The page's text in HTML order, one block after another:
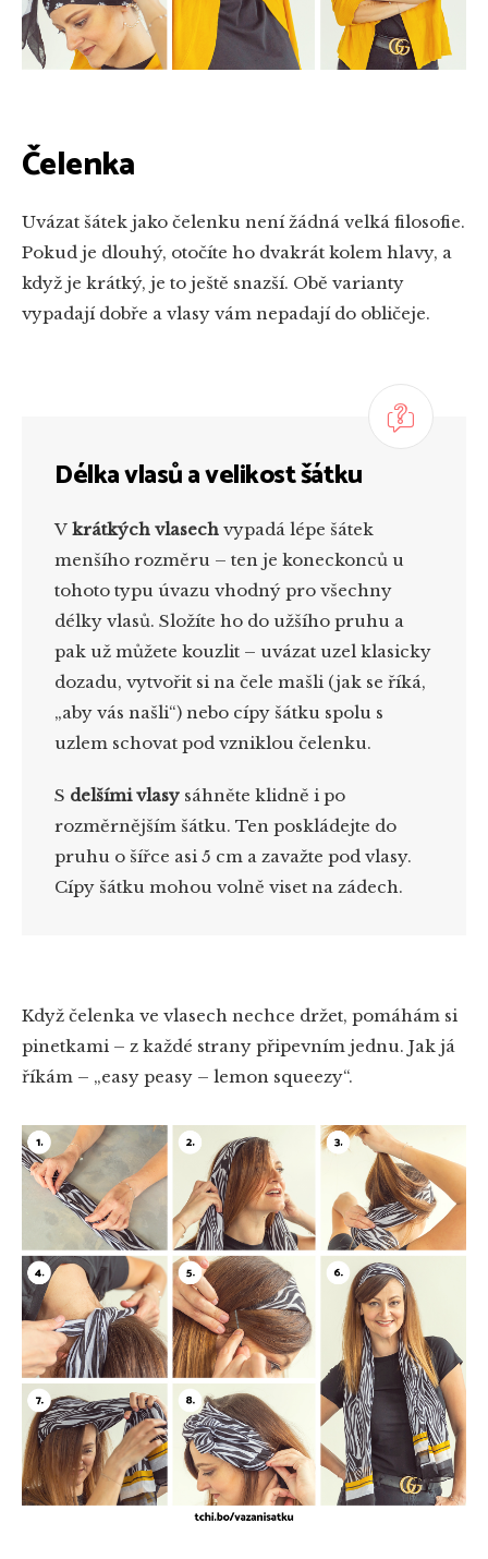
Čelenka
Uvázat šátek jako čelenku není žádná velká filosofie.
Pokud je dlouhý, otočíte ho dvakrát kolem hlavy, a
když je krátký, je to ještě snazší. Obě varianty
vypadají dobře a vlasy vám nepadají do obličeje.
Délka vlasů a velikost šátku
V krátkých vlasech vypadá lépe šátek
menšího rozměru – ten je koneckonců u
tohoto typu úvazu vhodný pro všechny
délky vlasů. Složíte ho do užšího pruhu a
pak už můžete kouzlit – uvázat uzel klasicky
dozadu, vytvořit si na čele mašli (jak se říká,
„aby vás našli“) nebo cípy šátku spolu s
uzlem schovat pod vzniklou čelenku.
S delšími vlasy sáhněte klidně i po
rozměrnějším šátku. Ten poskládejte do
pruhu o šířce asi 5 cm a zavažte pod vlasy.
Cípy šátku mohou volně viset na zádech.
Když čelenka ve vlasech nechce držet, pomáhám si
pinetkami – z každé strany připevním jednu. Jak já
říkám – „easy peasy – lemon squeezy“.